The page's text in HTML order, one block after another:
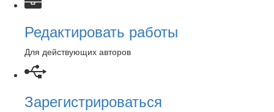
Редактировать работы
Для действующих авторов
Зарегистрироваться